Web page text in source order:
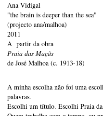
Ana Vidigal
"the brain is deeper than the sea"
(projecto ana/malhoa)
2011
A partir da obra
Praia das Maçãs
de José Malhoa (c. 1913-18)
A minha escolha não foi uma
palavras.
Escolhi um título. Escolhi Praia